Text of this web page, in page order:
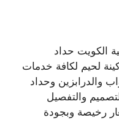
الكويت حداد
لحيم لكافة خدمات
والدرابزين وحداد
والتفصيل
رخيصة وبجودة